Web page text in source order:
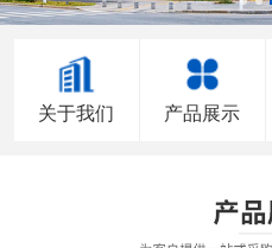
关于我们 产品展示